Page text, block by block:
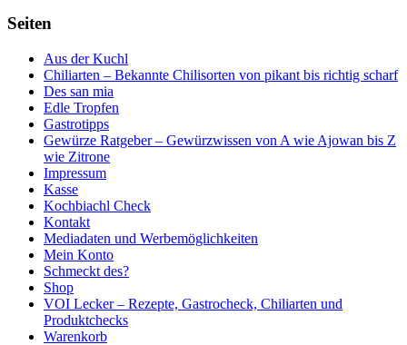
Seiten
Aus der Kuchl
Chiliarten – Bekannte Chilisorten von pikant bis richtig scharf
Des san mia
Edle Tropfen
Gastrotipps
Gewürze Ratgeber – Gewürzwissen von A wie Ajowan bis Z
wie Zitrone
Impressum
Kasse
Kochbiachl Check
Kontakt
Mediadaten und Werbemöglichkeiten
Mein Konto
Schmeckt des?
Shop
VOI Lecker – Rezepte, Gastrocheck, Chiliarten und
Produktchecks
Warenkorb